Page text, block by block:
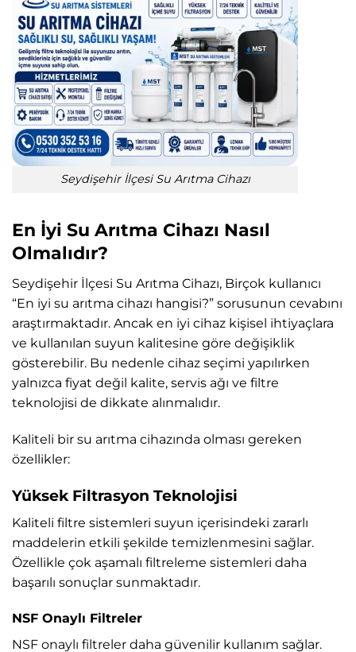
Seydişehir İlçesi Su Arıtma Cihazı
En İyi Su Arıtma Cihazı Nasıl
Olmalıdır?
Seydişehir İlçesi Su Arıtma Cihazı, Birçok kullanıcı
“En iyi su arıtma cihazı hangisi?” sorusunun cevabını
araştırmaktadır. Ancak en iyi cihaz kişisel ihtiyaçlara
ve kullanılan suyun kalitesine göre değişiklik
gösterebilir. Bu nedenle cihaz seçimi yapılırken
yalnızca fiyat değil kalite, servis ağı ve filtre
teknolojisi de dikkate alınmalıdır.
Kaliteli bir su arıtma cihazında olması gereken
özellikler:
Yüksek Filtrasyon Teknolojisi
Kaliteli filtre sistemleri suyun içerisindeki zararlı
maddelerin etkili şekilde temizlenmesini sağlar.
Özellikle çok aşamalı filtreleme sistemleri daha
başarılı sonuçlar sunmaktadır.
NSF Onaylı Filtreler
NSF onaylı filtreler daha güvenilir kullanım sağlar.